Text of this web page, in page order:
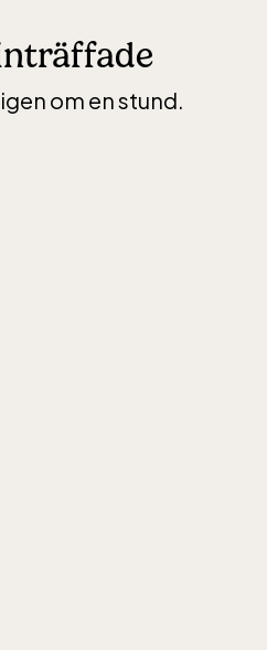
om en stund.